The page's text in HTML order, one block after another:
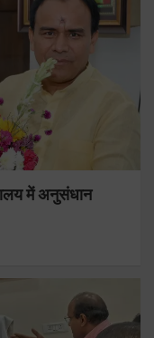
में अनुसंधान